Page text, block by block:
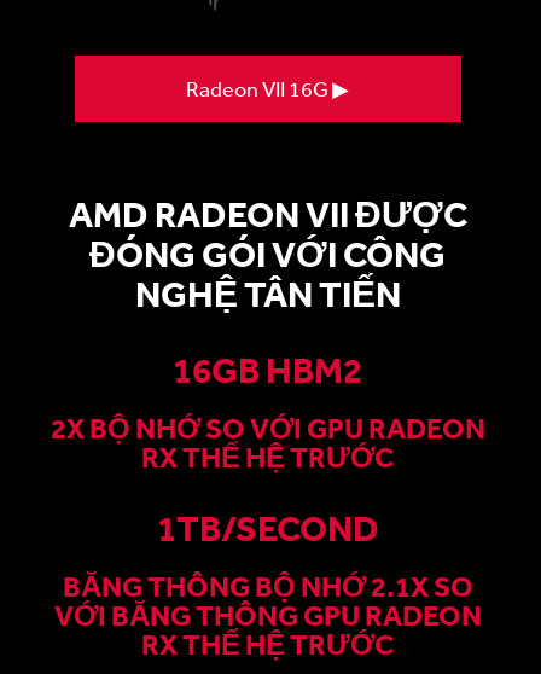
Radeon VII 16G ▶
AMD RADEON VII ĐƯỢC
ĐÓNG GÓI VỚI CÔNG
NGHỆ TÂN TIẾN
16GB HBM2
2X BỘ NHỚ SO VỚI GPU RADEON
RX THẾ HỆ TRƯỚC
1TB/SECOND
BĂNG THÔNG BỘ NHỚ 2.1X SO
VỚI BĂNG THÔNG GPU RADEON
RX THẾ HỆ TRƯỚC